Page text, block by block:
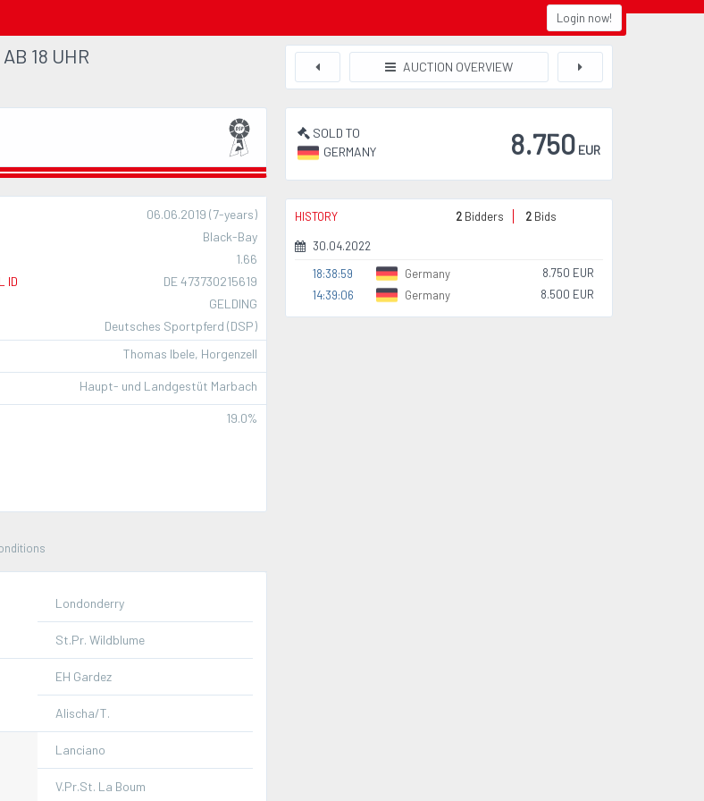
Login now!
18 UHR AUCTION OVERVIEW
06.06.2019 (7-years)
Black-Bay
1.66
ID
DE 473730215619
GELDING
Deutsches Sportpferd (DSP)
Thomas Ibele, Horgenzell
Haupt- und Landgestüt Marbach
19.0%
Londonderry
St.Pr. Wildblume
EH Gardez
Alischa/T.
Lanciano
V.Pr.St. La Boum
8.750 EUR
SOLD TO
GERMANY
HISTORY 2 Bidders 2 Bids
30.04.2022
18:38:59
Germany
8.750 EUR
14:39:06
Germany 8.500 EUR